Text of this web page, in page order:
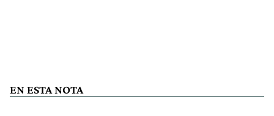
EN ESTA NOTA